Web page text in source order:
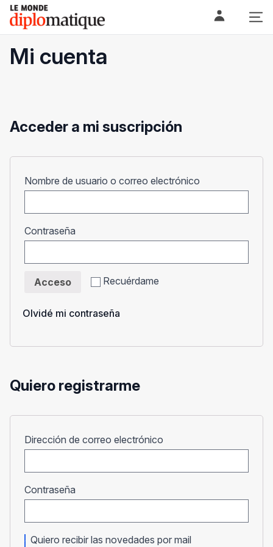
Skip
content
Le monde diplomatique
Mi cuenta
Acceder a mi suscripción
Nombre de usuario o correo electrónico
Contraseña
Recuérdame
Acceso
Olvidé mi contraseña
Quiero registrarme
Dirección de correo electrónico
Contraseña
Quiero recibir las novedades por mail